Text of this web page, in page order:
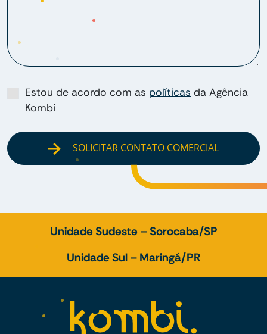
Estou de acordo com as políticas da Agência
Kombi
SOLICITAR CONTATO COMERCIAL
Unidade Sudeste – Sorocaba/SP
Unidade Sul – Maringá/PR